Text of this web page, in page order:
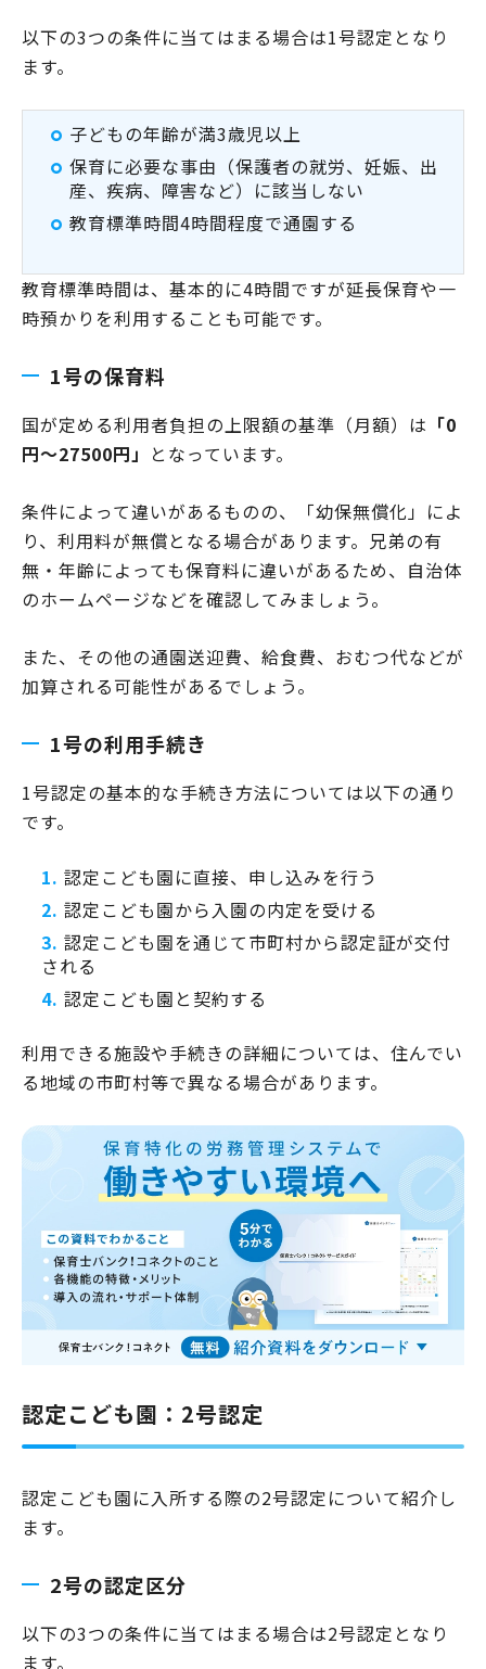
以下の3つの条件に当てはまる場合は1号認定となり
ます。
子どもの年齢が満3歳児以上
保育に必要な事由（保護者の就労、妊娠、出
産、疾病、障害など）に該当しない
教育標準時間4時間程度で通園する
教育標準時間は、基本的に4時間ですが延長保育や一
時預かりを利用することも可能です。
1号の保育料
国が定める利用者負担の上限額の基準（月額）は 「0
円～27500円」 となっています。
条件によって違いがあるものの、「幼保無償化」によ
り、利用料が無償となる場合があります。兄弟の有
無・年齢によっても保育料に違いがあるため、自治体
のホームページなどを確認してみましょう。
また、その他の通園送迎費、給食費、おむつ代などが
加算される可能性があるでしょう。
1号の利用手続き
1号認定の基本的な手続き方法については以下の通り
です。
認定こども園に直接、申し込みを行う
認定こども園から入園の内定を受ける
認定こども園を通じて市町村から認定証が交付
される
認定こども園と契約する
利用できる施設や手続きの詳細については、住んでい
る地域の市町村等で異なる場合があります。
認定こども園：2号認定
認定こども園に入所する際の2号認定について紹介し
ます。
2号の認定区分
以下の3つの条件に当てはまる場合は2号認定となり
ます。